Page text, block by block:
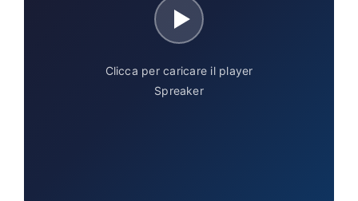
Clicca per caricare il player
Spreaker